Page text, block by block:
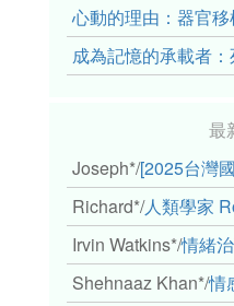
心動的理由：器官
成為記憶的承載者：
最
Joseph*/[2025台灣國際民族誌
Richard*/人類學家
Irvin Watkins*/情緒治理的
Shehnaaz Khan*/情感